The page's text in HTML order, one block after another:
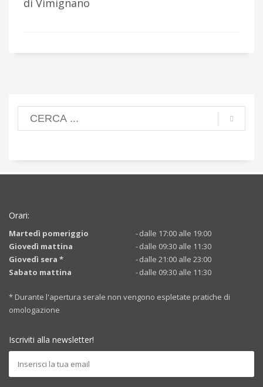
di Vimignano
Orari:
Martedì pomeriggio -dalle 17:00 alle 19:00
Giovedì mattina
-dalle 09:30 alle 11:30
Giovedì sera *
-dalle 21:00 alle 23:00
Sabato mattina
-dalle 09:30 alle 11:30
* Durante l'apertura serale non vengono espletate pratiche di
omologazione
Iscriviti alla newsletter!